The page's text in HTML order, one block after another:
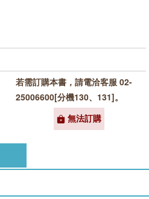
若需訂購本書，請電洽客服 02-
25006600[分機130、131]。
無法訂購